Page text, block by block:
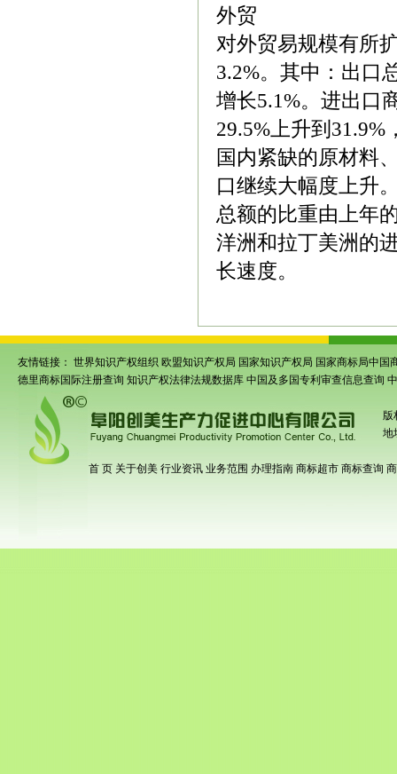
外贸
对外贸易规模有所
3.2%。其中：出口
增长5.1%。进出口
29.5%上升到
国内紧缺的原材料
口继续大幅度上升
总额的比重由上年
洋洲和拉丁美洲的
长速度。
友情链接： 世界知识产权组织 欧盟知识产权局 国家知识产权局 国家商标局中国
德里商标国际注册查询 知识产权法律法规数据库 中国及多国专利审查信息查询
版
地
首 页 关于创美 行业资讯 业务范围 办理指南 商标超市 商标查询